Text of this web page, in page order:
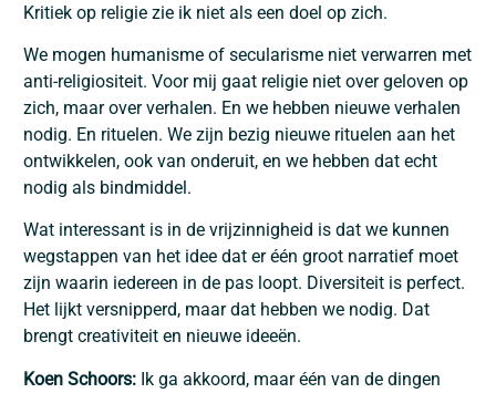
Kritiek op religie zie ik niet als een doel op zich.
We mogen humanisme of secularisme niet verwarren met
anti-religiositeit. Voor mij gaat religie niet over geloven op
zich, maar over verhalen. En we hebben nieuwe verhalen
nodig. En rituelen. We zijn bezig nieuwe rituelen aan het
ontwikkelen, ook van onderuit, en we hebben dat echt
nodig als bindmiddel.
Wat interessant is in de vrijzinnigheid is dat we kunnen
wegstappen van het idee dat er één groot narratief moet
zijn waarin iedereen in de pas loopt. Diversiteit is perfect.
Het lijkt versnipperd, maar dat hebben we nodig. Dat
brengt creativiteit en nieuwe ideeën.
Koen Schoors: Ik ga akkoord, maar één van de dingen